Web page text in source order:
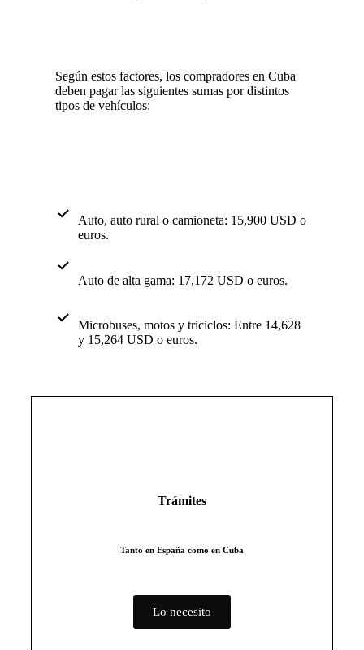
Según estos factores, los compradores en Cuba
deben pagar las siguientes sumas por distintos
tipos de vehículos:
Auto, auto rural o camioneta: 15,900 USD o
euros.
Auto de alta gama: 17,172 USD o euros.
Microbuses, motos y triciclos: Entre 14,628
y 15,264 USD o euros.
Trámites
Tanto en España como en Cuba
Lo necesito